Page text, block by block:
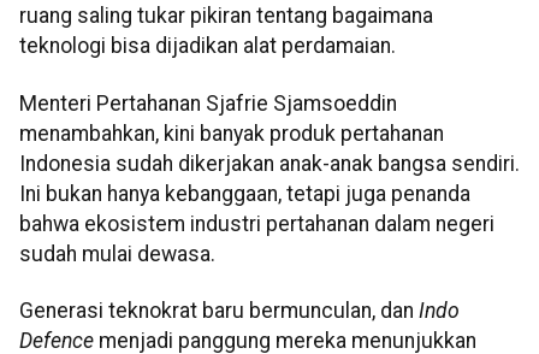
ruang saling tukar pikiran tentang bagaimana
teknologi bisa dijadikan alat perdamaian.
Menteri Pertahanan Sjafrie Sjamsoeddin
menambahkan, kini banyak produk pertahanan
Indonesia sudah dikerjakan anak-anak bangsa sendiri.
Ini bukan hanya kebanggaan, tetapi juga penanda
bahwa ekosistem industri pertahanan dalam negeri
sudah mulai dewasa.
Generasi teknokrat baru bermunculan, dan Indo
Defence menjadi panggung mereka menunjukkan